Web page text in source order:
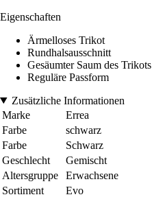
Eigenschaften
Ärmelloses Trikot
Rundhalsausschnitt
Gesäumter Saum des Trikots
Reguläre Passform
Zusätzliche Informationen
Marke
Errea
Farbe
schwarz
Farbe
Schwarz
Geschlecht
Gemischt
Altersgruppe
Erwachsene
Sortiment
Evo